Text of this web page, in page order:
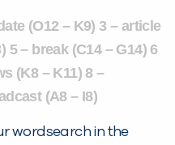
(O12 – K9) 3 – article
5 – break (C14 – G14) 6
(K8 – K11) 8 –
(A8 – I8)
wordsearch in the